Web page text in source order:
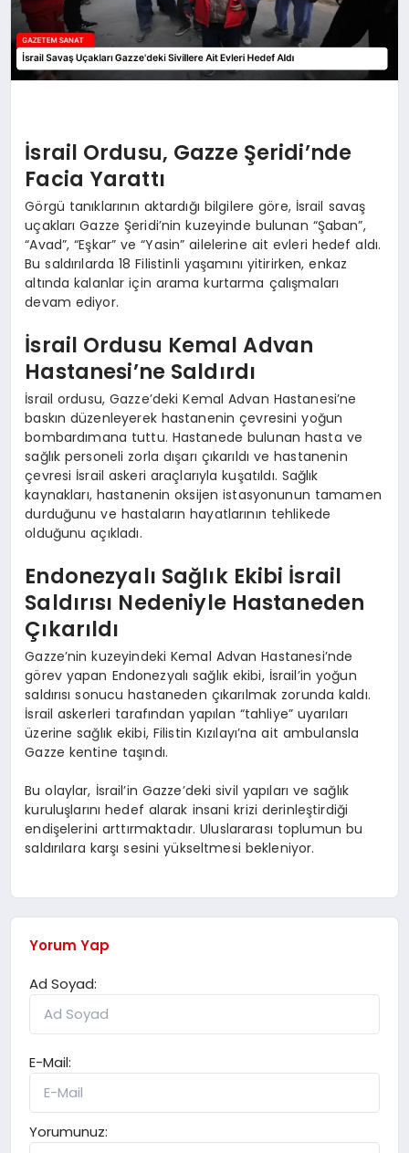
İsrail Ordusu, Gazze Şeridi’nde
Facia Yarattı
Görgü tanıklarının aktardığı bilgilere göre, İsrail savaş
uçakları Gazze Şeridi’nin kuzeyinde bulunan “Şaban”,
“Avad”, “Eşkar” ve “Yasin” ailelerine ait evleri hedef aldı.
Bu saldırılarda 18 Filistinli yaşamını yitirirken, enkaz
altında kalanlar için arama kurtarma çalışmaları
devam ediyor.
İsrail Ordusu Kemal Advan
Hastanesi’ne Saldırdı
İsrail ordusu, Gazze’deki Kemal Advan Hastanesi’ne
baskın düzenleyerek hastanenin çevresini yoğun
bombardımana tuttu. Hastanede bulunan hasta ve
sağlık personeli zorla dışarı çıkarıldı ve hastanenin
çevresi İsrail askeri araçlarıyla kuşatıldı. Sağlık
kaynakları, hastanenin oksijen istasyonunun tamamen
durduğunu ve hastaların hayatlarının tehlikede
olduğunu açıkladı.
Endonezyalı Sağlık Ekibi İsrail
Saldırısı Nedeniyle Hastaneden
Çıkarıldı
Gazze’nin kuzeyindeki Kemal Advan Hastanesi’nde
görev yapan Endonezyalı sağlık ekibi, İsrail’in yoğun
saldırısı sonucu hastaneden çıkarılmak zorunda kaldı.
İsrail askerleri tarafından yapılan “tahliye” uyarıları
üzerine sağlık ekibi, Filistin Kızılayı’na ait ambulansla
Gazze kentine taşındı.
Bu olaylar, İsrail’in Gazze’deki sivil yapıları ve sağlık
kuruluşlarını hedef alarak insani krizi derinleştirdiği
endişelerini arttırmaktadır. Uluslararası toplumun bu
saldırılara karşı sesini yükseltmesi bekleniyor.
Yorum Yap
Ad Soyad:
E-Mail:
Yorumunuz: